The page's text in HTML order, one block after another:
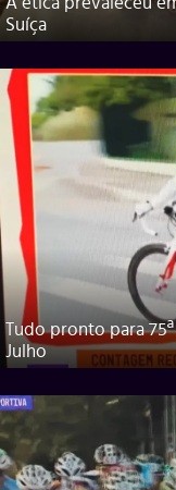
A ética prevaleceu
Suíça
Tudo pronto para
Julho